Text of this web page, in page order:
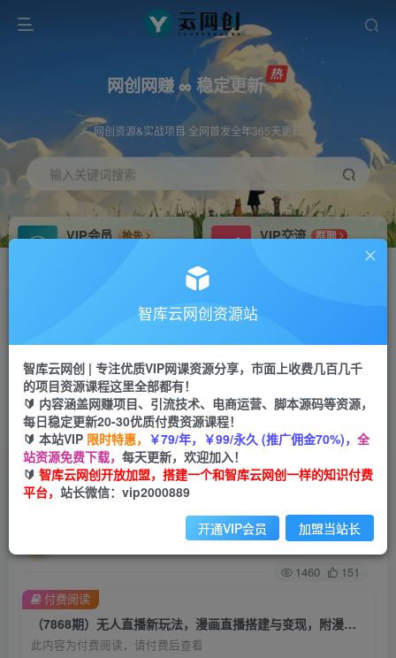
网创网赚 ∞ 稳定更新
网创资源&实战项目 全网首发全年365天更新
输入关键词搜索
VIP会员
抢先
VIP交流
群聊
研究探讨更多创业项目路子。
会员专属推广链接
网赚网创 项目
365天稳定跟新
APP下载
GO
首页 创业课程 会员专属 正文
（7868期）无人直播新玩法，漫画直播搭建与变
现，附漫画素材小白也可操作
关注 私信
1460 151
（7868期）无人直播新玩法，漫画直播搭建与变现，附漫画素材小白也可操作
此内容为付费阅读，请付费后查看
付费阅读
智库云网创资源站
智库云网创 | 专注优质VIP网课资源分享，市面上收费几百几千
的项目资源课程这里全部都有！
🔰 内容涵盖网赚项目、引流技术、电商运营、脚本源码等资源，
每日稳定更新20-30优质付费资源课程！
🔰 本站VIP 限时特惠， ￥79/年，￥99/永久 (推广佣金70%)， 全
站资源免费下载， 每天更新，欢迎加入！
🔰 智库云网创开放加盟，搭建一个和智库云网创一样的知识付费
平台， 站长微信：vip2000889
开通VIP会员 加盟当站长